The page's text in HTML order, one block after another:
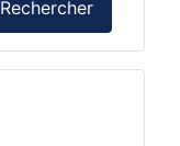
Rechercher